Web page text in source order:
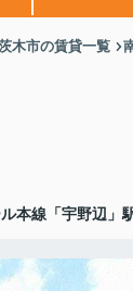
木市の賃貸一覧
本線「宇野辺」